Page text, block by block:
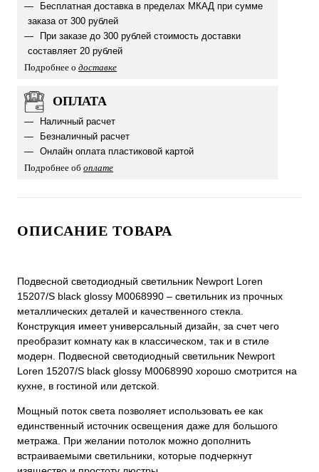
Бесплатная доставка в пределах МКАД при сумме
заказа от 300 рублей
При заказе до 300 рублей стоимость доставки
составляет 20 рублей
Подробнее о доставке
ОПЛАТА
Наличный расчет
Безналичный расчет
Онлайн оплата пластиковой картой
Подробнее об оплате
ОПИСАНИЕ ТОВАРА
Подвесной светодиодный светильник Newport Loren
15207/S black glossy М0068990 – светильник из прочных
металлических деталей и качественного стекла.
Конструкция имеет универсальный дизайн, за счет чего
преобразит комнату как в классическом, так и в стиле
модерн. Подвесной светодиодный светильник Newport
Loren 15207/S black glossy М0068990 хорошо смотрится на
кухне, в гостиной или детской.
Мощный поток света позволяет использовать ее как
единственный источник освещения даже для большого
метража. При желании потолок можно дополнить
встраиваемыми светильники, которые подчеркнут